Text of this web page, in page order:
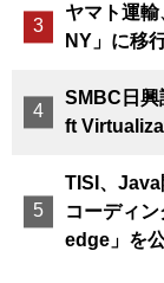
ヤマト運
NY」に移
SMBC日興
ft
TISI、
コーディ
edge」を